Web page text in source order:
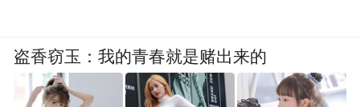
盗香窃玉：我的青春就是赌出来的